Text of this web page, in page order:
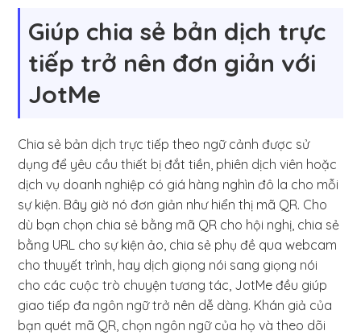
Giúp chia sẻ bản dịch trực
tiếp trở nên đơn giản với
JotMe
Chia sẻ bản dịch trực tiếp theo ngữ cảnh được sử
dụng để yêu cầu thiết bị đắt tiền, phiên dịch viên hoặc
dịch vụ doanh nghiệp có giá hàng nghìn đô la cho mỗi
sự kiện. Bây giờ nó đơn giản như hiển thị mã QR. Cho
dù bạn chọn chia sẻ bằng mã QR cho hội nghị, chia sẻ
bằng URL cho sự kiện ảo, chia sẻ phụ đề qua webcam
cho thuyết trình, hay dịch giọng nói sang giọng nói
cho các cuộc trò chuyện tương tác, JotMe đều giúp
giao tiếp đa ngôn ngữ trở nên dễ dàng. Khán giả của
bạn quét mã QR, chọn ngôn ngữ của họ và theo dõi